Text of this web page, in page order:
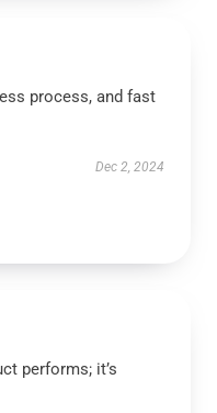
process, and fast
Dec 2, 2024
performs; it’s